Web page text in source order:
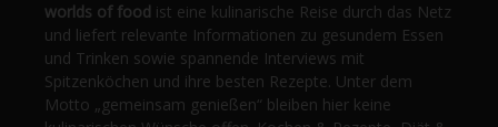
worlds of food ist eine kulinarische Reise durch das Netz
und liefert relevante Informationen zu gesundem Essen
und Trinken sowie spannende Interviews mit
Spitzenköchen und ihre besten Rezepte. Unter dem
Motto „gemeinsam genießen“ bleiben hier keine